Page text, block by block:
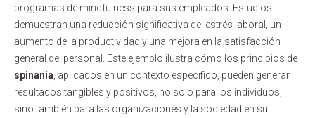
programas de mindfulness para sus empleados. Estudios
demuestran una reducción significativa del estrés laboral, un
aumento de la productividad y una mejora en la satisfacción
general del personal. Este ejemplo ilustra cómo los principios de
spinania , aplicados en un contexto específico, pueden generar
resultados tangibles y positivos, no solo para los individuos,
sino también para las organizaciones y la sociedad en su